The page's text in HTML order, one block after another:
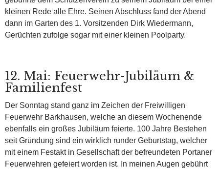
kleinen Rede alle Ehre. Seinen Abschluss fand der Abend
dann im Garten des 1. Vorsitzenden Dirk Wiedermann,
Gerüchten zufolge sogar mit einer kleinen Poolparty.
12. Mai: Feuerwehr-Jubiläum &
Familienfest
Der Sonntag stand ganz im Zeichen der Freiwilligen
Feuerwehr Barkhausen, welche an diesem Wochenende
ebenfalls ein großes Jubiläum feierte. 100 Jahre Bestehen
seit Gründung sind ein wirklich runder Geburtstag, welcher
mit einem Festakt in Gesellschaft der befreundeten Portaner
Feuerwehren gefeiert worden ist. In meinen Augen gebührt